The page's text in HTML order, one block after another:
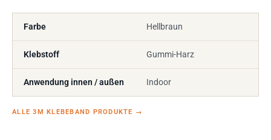
Farbe Hellbraun
Klebstoff Gummi-Harz
Anwendung innen / außen Indoor
ALLE 3M KLEBEBAND PRODUKTE →